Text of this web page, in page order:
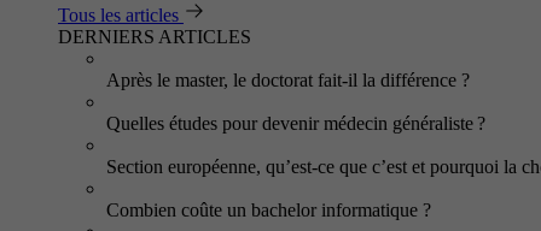
Tous les articles
DERNIERS ARTICLES
Après le master, le doctorat fait-il la différence ?
Quelles études pour devenir médecin généraliste ?
Section européenne, qu’est-ce que c’est et pourquoi la
Combien coûte un bachelor informatique ?